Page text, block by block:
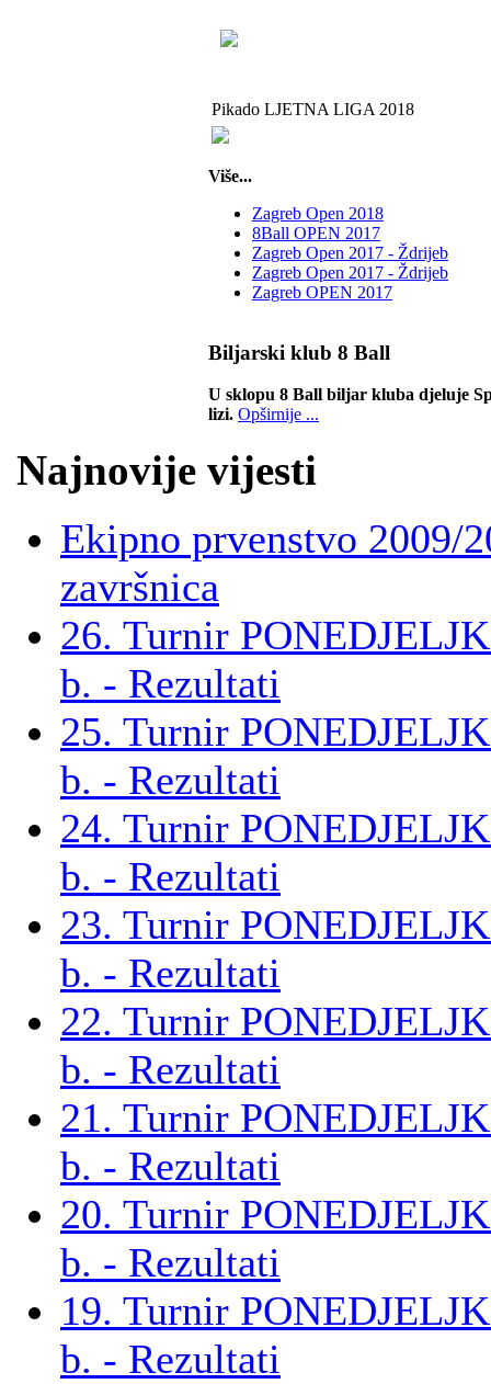
Pikado LJETNA LIGA 2018
Više...
Zagreb Open 2018
8Ball OPEN 2017
Zagreb Open 2017 - Ždrijeb
Zagreb Open 2017 - Ždrijeb
Zagreb OPEN 2017
Biljarski klub 8 Ball
U sklopu 8 Ball biljar kluba djeluje
lizi. Opširnije ...
Najnovije vijesti
Ekipno prvenstvo 2009/
završnica
26. Turnir
b. - Rezultati
25. Turnir
b. - Rezultati
24. Turnir
b. - Rezultati
23. Turnir
b. - Rezultati
22. Turnir
b. - Rezultati
21. Turnir
b. - Rezultati
20. Turnir
b. - Rezultati
19. Turnir
b. - Rezultati